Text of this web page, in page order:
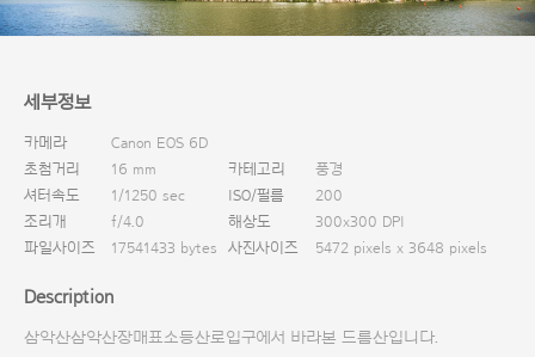
세부정보
카메라
Canon EOS 6D
초첨거리
16 mm 카테고리
풍경
셔터속도
1/1250 sec ISO/필름
200
조리개
f/4.0 해상도
300x300 DPI
파일사이즈
17541433 bytes 사진사이즈 5472 pixels x 3648 pixels
Description
삼악산삼악산장매표소등산로입구에서 바라본 드름산입니다.